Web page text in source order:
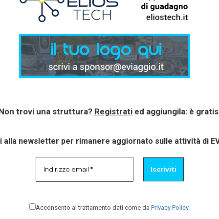
trovi una struttura? Registratied aggiungila: è
alla newsletter per rimanere aggiornato sulle attività di
Acconsento al trattamento dati come da Privacy Policy.